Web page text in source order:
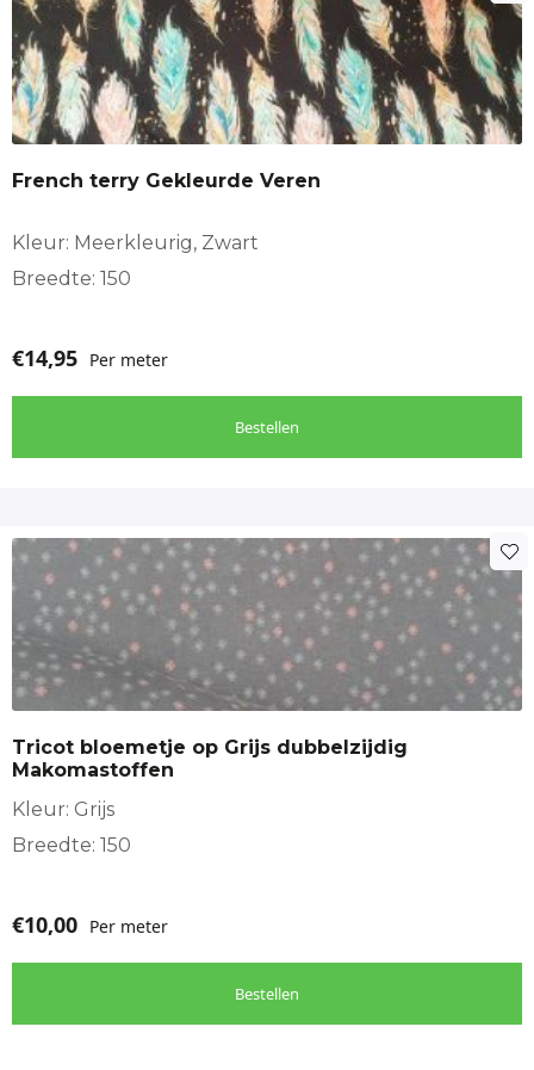
French terry Gekleurde Veren
Kleur: Meerkleurig, Zwart
Breedte: 150
€14,95 Per meter
Bestellen
Tricot bloemetje op Grijs dubbelzijdig
Makomastoffen
Kleur: Grijs
Breedte: 150
€10,00 Per meter
Bestellen